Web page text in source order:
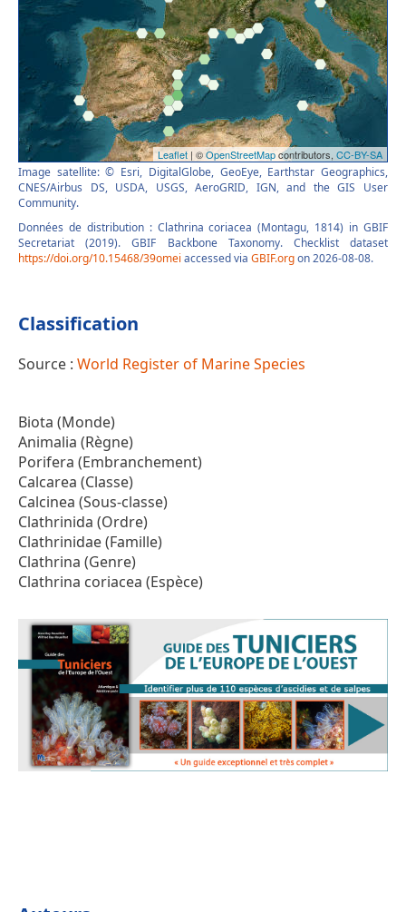
Image satellite: © Esri, DigitalGlobe, GeoEye, Earthstar Geographics,
CNES/Airbus DS, USDA, USGS, AeroGRID, IGN, and the GIS User
Community.
Données de distribution : Clathrina coriacea (Montagu, 1814) in GBIF
Secretariat (2019). GBIF Backbone Taxonomy. Checklist dataset
https://doi.org/10.15468/39omei accessed via GBIF.orgon 2026-08-08.
Classification
Source : World Register of Marine Species
Biota (Monde)
Animalia (Règne)
Porifera (Embranchement)
Calcarea (Classe)
Calcinea (Sous-classe)
Clathrinida (Ordre)
Clathrinidae (Famille)
Clathrina (Genre)
Clathrina coriacea (Espèce)